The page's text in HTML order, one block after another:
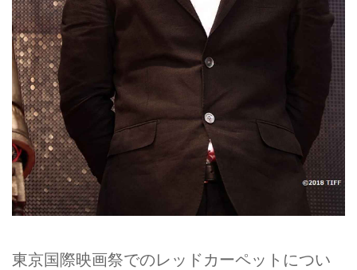
東京国際映画祭でのレッドカーペットについ